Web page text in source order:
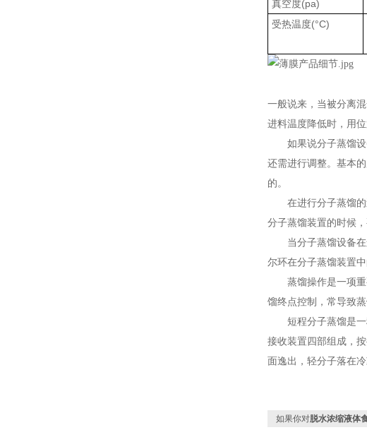
真空度(pa)
受热温度(°C)
一般说来，当被分离
进料温度降低时，用
如果说分子蒸馏设
还需进行调整。基本
的。
在进行分子蒸馏的
分子蒸馏装置的时候，
当分子蒸馏设备在
尔环在分子蒸馏装置
蒸馏操作是一项重
馏终点控制，常导致
短程分子蒸馏是一
接收装置四部组成，
面逸出，轻分子落在
如果你对脱水浓缩液体